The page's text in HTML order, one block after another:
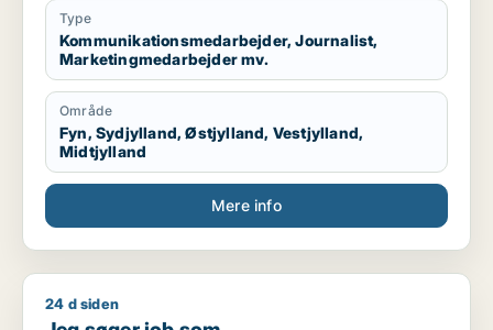
Type
Kommunikationsmedarbejder, Journalist,
Marketingmedarbejder mv.
Område
Fyn, Sydjylland, Østjylland, Vestjylland,
Midtjylland
Mere info
Jeg søger job som kommunikationsmedarbejder /
24 d siden